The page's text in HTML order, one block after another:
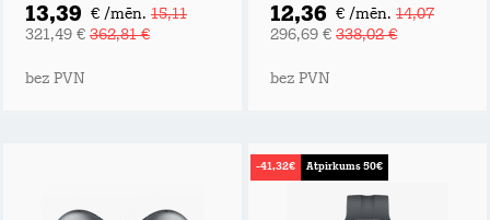
13,39 € /mēn. 15,11
321,49 € 362,81 €
bez PVN
12,36 € /mēn. 14,07
296,69 € 338,02 €
bez PVN
-41,32€ Atpirkums 50€